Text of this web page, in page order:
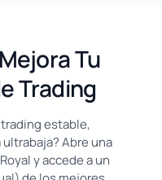
Tu
Trading
estable,
Abre una
y accede a un